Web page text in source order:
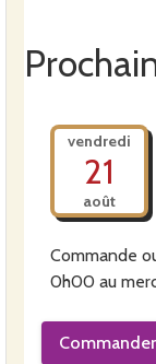
vendredi
21
août
Commande
0h00 au
Commander